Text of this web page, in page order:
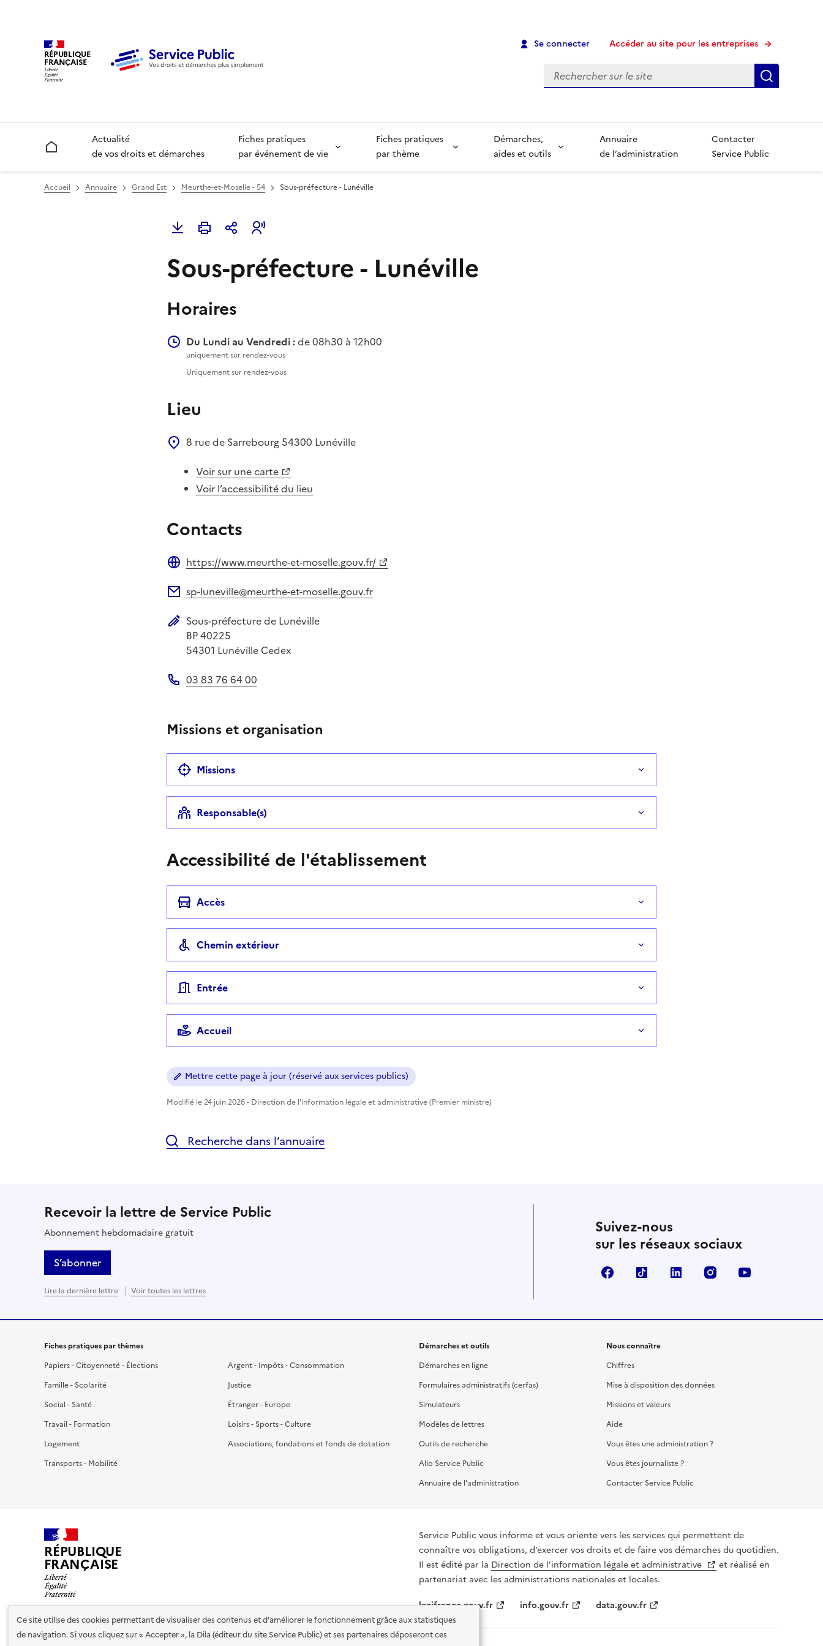
Ce site utilise des cookies permettant de visualiser des contenus et d'améliorer le fonctionnement grâce aux statistiques
de navigation. Si vous cliquez sur « Accepter », la Dila (éditeur du site Service Public) et ses partenaires déposeront ces
RÉPUBLIQUE
FRANÇAISE
Se connecter Accéder au site pour les entreprises
Recherche
Accueil
Actualité
de vos droits et démarches
Fiches pratiques
par événement de vie
Fiches pratiques
par thème
Démarches,
aides et outils
Annuaire
de l’administration
Contacter
Service Public
Accueil Annuaire Grand Est Meurthe-et-Moselle - 54 Sous-préfecture - Lunéville
Sous-préfecture - Lunéville
Horaires
Du Lundi au Vendredi :de 08h30 à 12h00
uniquement sur rendez-vous
Uniquement sur rendez-vous
Lieu
8 rue de Sarrebourg 54300 Lunéville
Voir sur une carte
Voir l’accessibilité du lieu
Contacts
https://www.meurthe-et-moselle.gouv.fr/
sp-luneville@meurthe-et-moselle.gouv.fr
Adresse postale
Sous-préfecture de Lunéville
BP 40225
54301 Lunéville Cedex
03 83 76 64 00
Missions et organisation
Missions
Responsable(s)
Accessibilité de l'établissement
Accès
Chemin extérieur
Entrée
Accueil
Mettre cette page à jour (réservé aux services publics)
Modifié le 24 juin 2026 - Direction de l'information légale et administrative (Premier ministre)
Recherche dans l’annuaire
Recevoir la lettre de Service Public
Abonnement hebdomadaire gratuit
S’abonner
Lire la dernière lettre Voir toutes les lettres
Suivez-nous
sur les réseaux sociaux
FacebookTikTok LinkedIn Instagram
Fiches pratiques par thèmes
Papiers - Citoyenneté - Élections
Famille - Scolarité
Social - Santé
Travail - Formation
Logement
Transports - Mobilité
Argent - Impôts - Consommation
Justice
Étranger - Europe
Loisirs - Sports - Culture
Associations, fondations et fonds de dotation
Démarches et outils
Démarches en ligne
Formulaires administratifs (cerfas)
Simulateurs
Modèles de lettres
Outils de recherche
Allo Service Public
Annuaire de l'administration
Nous connaître
Chiffres
Mise à disposition des données
Missions et valeurs
Aide
Vous êtes une administration ?
Vous êtes journaliste ?
Contacter Service Public
RÉPUBLIQUE
FRANÇAISE
Service Public vous informe et vous oriente vers les services qui permettent de
connaître vos obligations, d’exercer vos droits et de faire vos démarches du quotidien.
Il est édité par la Direction de l’information légale et administrative
et réalisé en
partenariat avec les administrations nationales et locales.
legifrance.gouv.fr
info.gouv.fr data.gouv.fr